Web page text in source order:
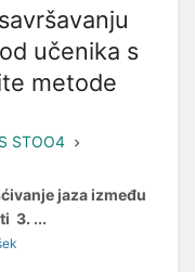
učenika s
metode
STOO4
jaza između
3. ...